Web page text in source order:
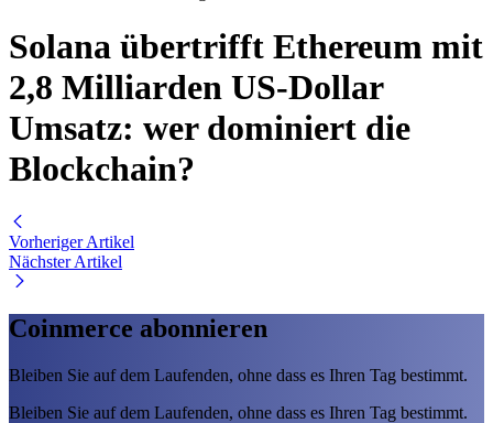
Solana übertrifft Ethereum mit
2,8 Milliarden US-Dollar
Umsatz: wer dominiert die
Blockchain?
Vorheriger Artikel
Nächster Artikel
Coinmerce abonnieren
Bleiben Sie auf dem Laufenden, ohne dass es Ihren Tag bestimmt.
Bleiben Sie auf dem Laufenden, ohne dass es Ihren Tag bestimmt.